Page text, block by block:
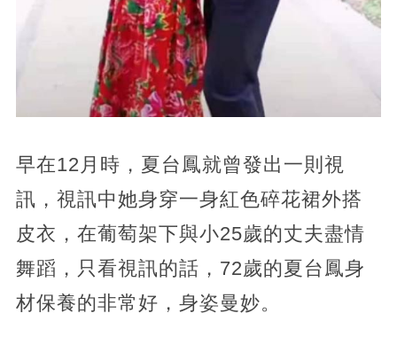
早在12月時，夏台鳳就曾發出一則視
訊，視訊中她身穿一身紅色碎花裙外搭
皮衣，在葡萄架下與小25歲的丈夫盡情
舞蹈，只看視訊的話，72歲的夏台鳳身
材保養的非常好，身姿曼妙。